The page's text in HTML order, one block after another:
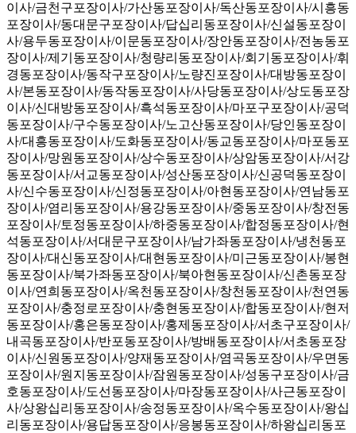
이사/금천구포장이사/가산동포장이사/독산동포장이사/시흥동
포장이사/동대문구포장이사/답십리동포장이사/신설동포장이
사/용두동포장이사/이문동포장이사/장안동포장이사/전농동포
장이사/제기동포장이사/청량리동포장이사/회기동포장이사/휘
경동포장이사/동작구포장이사/노량진포장이사/대방동포장이
사/본동포장이사/동작동포장이사/사당동포장이사/상도동포장
이사/신대방동포장이사/흑석동포장이사/마포구포장이사/공덕
동포장이사/구수동포장이사/노고산동포장이사/당인동포장이
사/대흥동포장이사/도화동포장이사/동교동포장이사/마포동포
장이사/망원동포장이사/상수동포장이사/상암동포장이사/서강
동포장이사/서교동포장이사/성산동포장이사/신공덕동포장이
사/신수동포장이사/신정동포장이사/아현동포장이사/연남동포
장이사/염리동포장이사/용강동포장이사/중동포장이사/창전동
포장이사/토정동포장이사/하중동포장이사/합정동포장이사/현
석동포장이사/서대문구포장이사/남가좌동포장이사/냉천동포
장이사/대신동포장이사/대현동포장이사/미근동포장이사/봉현
동포장이사/북가좌동포장이사/북아현동포장이사/신촌동포장
이사/연희동포장이사/옥천동포장이사/창천동포장이사/천연동
포장이사/충정로포장이사/충현동포장이사/합동포장이사/현저
동포장이사/홍은동포장이사/홍제동포장이사/서초구포장이사/
내곡동포장이사/반포동포장이사/방배동포장이사/서초동포장
이사/신원동포장이사/양재동포장이사/염곡동포장이사/우면동
포장이사/원지동포장이사/잠원동포장이사/성동구포장이사/금
호동포장이사/도선동포장이사/마장동포장이사/사근동포장이
사/상왕십리동포장이사/송정동포장이사/옥수동포장이사/왕십
리동포장이사/용답동포장이사/응봉동포장이사/하왕십리동포